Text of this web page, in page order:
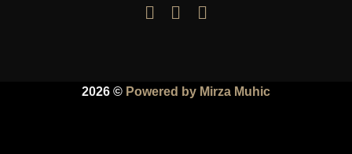
2026 © Powered by Mirza Muhic